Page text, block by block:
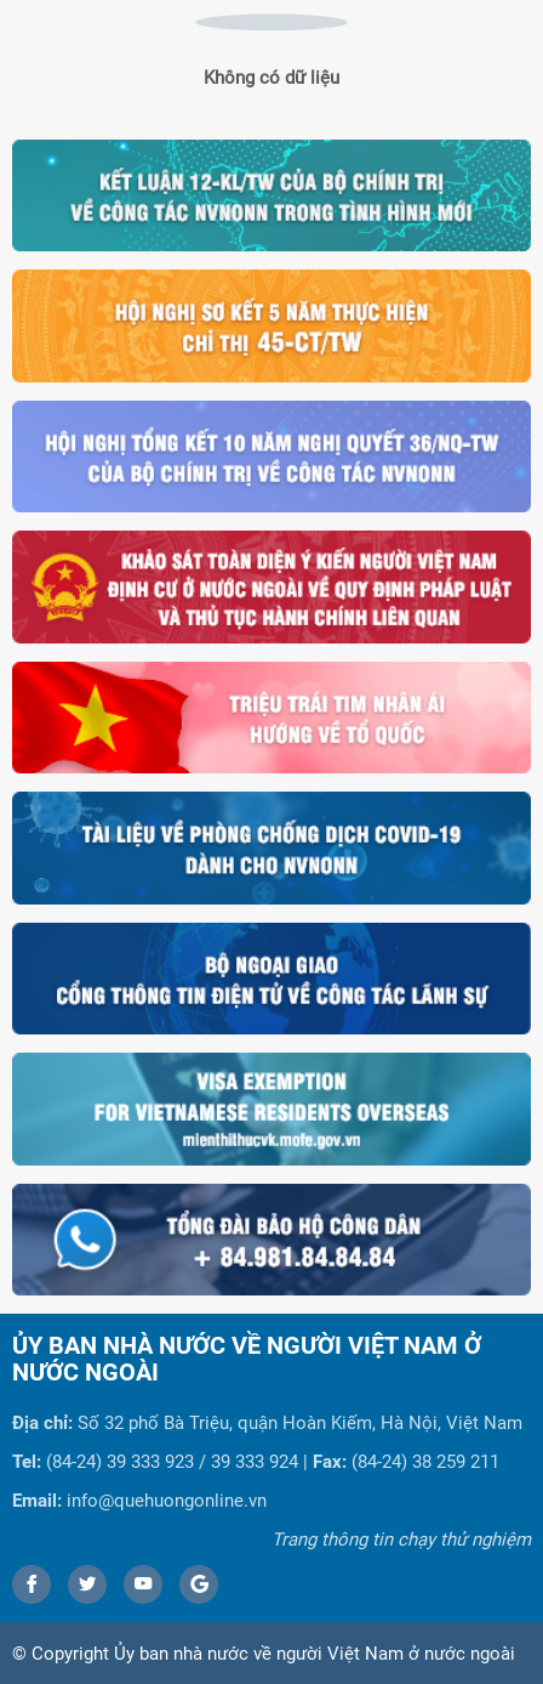
Không có dữ liệu
ỦY BAN NHÀ NƯỚC VỀ NGƯỜI VIỆT NAM Ở
NƯỚC NGOÀI
Địa chỉ: Số 32 phố Bà Triệu, quận Hoàn Kiếm, Hà Nội, Việt Nam
Tel: (84-24) 39 333 923 / 39 333 924 | Fax: (84-24) 38 259 211
Email: info@quehuongonline.vn
Trang thông tin chạy thử nghiệm
© Copyright Ủy ban nhà nước về người Việt Nam ở nước ngoài